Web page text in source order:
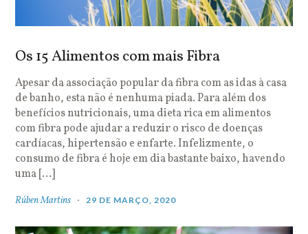
Os 15 Alimentos com mais Fibra
Apesar da associação popular da fibra com as idas à casa
de banho, esta não é nenhuma piada. Para além dos
benefícios nutricionais, uma dieta rica em alimentos
com fibra pode ajudar a reduzir o risco de doenças
cardíacas, hipertensão e enfarte. Infelizmente, o
consumo de fibra é hoje em dia bastante baixo, havendo
uma […]
Rúben Martins 29 DE MARÇO, 2020